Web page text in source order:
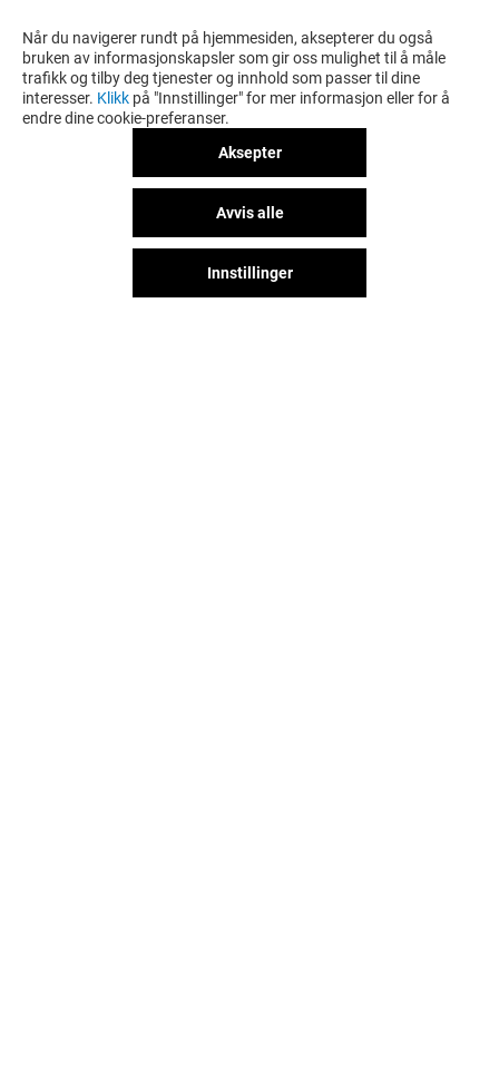
Når du navigerer rundt på hjemmesiden, aksepterer du også
bruken av informasjonskapsler som gir oss mulighet til å måle
trafikk og tilby deg tjenester og innhold som passer til dine
interesser. Klikk på "Innstillinger" for mer informasjon eller for å
endre dine cookie-preferanser.
Aksepter
Avvis alle
Innstillinger